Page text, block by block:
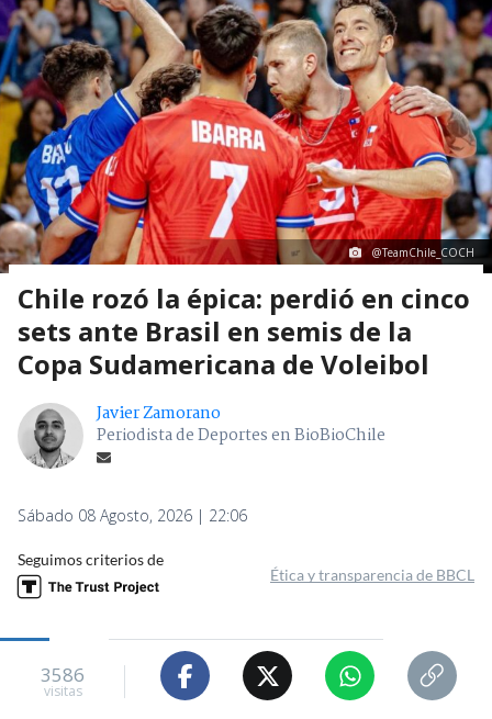
@TeamChile_COCH
Chile rozó la épica: perdió en cinco
sets ante Brasil en semis de la
Copa Sudamericana de Voleibol
Javier Zamorano
Periodista de Deportes en BioBioChile
Sábado 08 Agosto, 2026 | 22:06
Seguimos criterios de
Ética y transparencia de BBCL
3586
visitas